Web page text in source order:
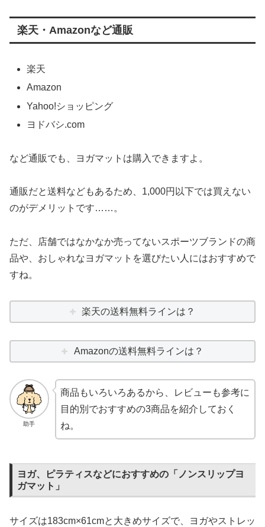
楽天・Amazonなど通販
楽天
Amazon
Yahoo!ショッピング
ヨドバシ.com
など通販でも、ヨガマットは購入できますよ。
通販だと送料などもあるため、1,000円以下では買えない
のがデメリットです……。
ただ、店舗ではなかなか売ってないスポーツブランドの商
品や、おしゃれなヨガマットを選びたい人にはおすすめで
すね。
楽天の送料無料ラインは？
Amazonの送料無料ラインは？
助手
商品もいろいろあるから、レビューも参考に
目的別でおすすめの3商品を紹介しておく
ね。
ヨガ、ピラティスなどにおすすめの「ノンスリップヨ
ガマット」
サイズは183cm×61cmと大きめサイズで、ヨガやストレッ